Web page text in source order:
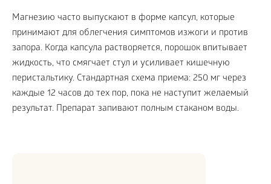
Магнезию часто выпускают в форме капсул, которые
принимают для облегчения симптомов изжоги и против
запора. Когда капсула растворяется, порошок впитывает
жидкость, что смягчает стул и усиливает кишечную
перистальтику. Стандартная схема приема: 250 мг через
каждые 12 часов до тех пор, пока не наступит желаемый
результат. Препарат запивают полным стаканом воды.